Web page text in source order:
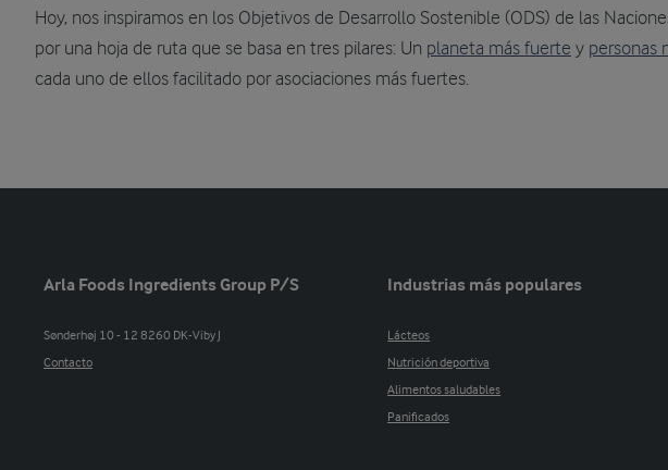
Hoy, nos inspiramos en los Objetivos de Desarrollo Sostenible (ODS) de las
por una hoja de ruta que se basa en tres pilares: Un planeta más fuerte y personas
cada uno de ellos facilitado por asociaciones más fuertes.
Arla Foods Ingredients Group P/S
Sønderhøj 10 - 12 8260 DK-Viby J
Contacto
Industrias más populares
Lácteos
Nutrición deportiva
Alimentos saludables
Panificados